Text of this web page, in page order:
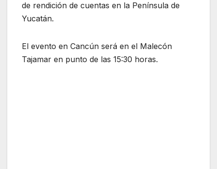
de rendición de cuentas en la Península de
Yucatán.
El evento en Cancún será en el Malecón
Tajamar en punto de las 15:30 horas.